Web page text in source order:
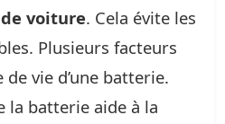
voiture. Cela évite les
Plusieurs facteurs
vie d’une batterie.
la batterie aide à la